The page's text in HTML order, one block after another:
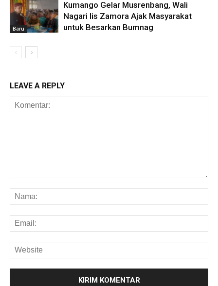
Baru
Kumango Gelar Musrenbang, Wali
Nagari Iis Zamora Ajak Masyarakat
untuk Besarkan Bumnag
LEAVE A REPLY